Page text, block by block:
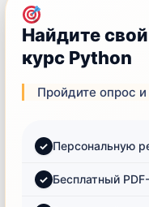
Найдите
курс Python
Пройдите опрос и
Персональную
Бесплатный